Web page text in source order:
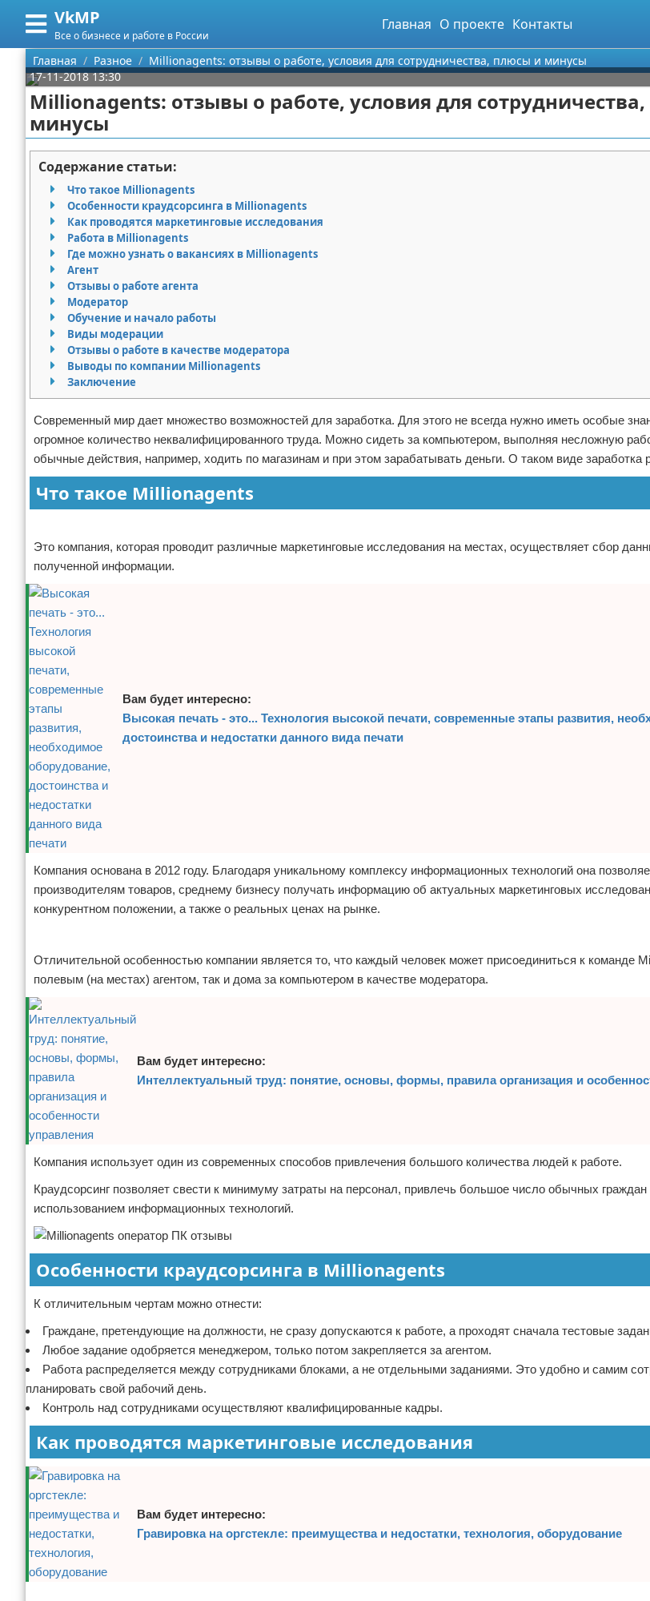
VkMP
Все о бизнесе и работе в России
Главная О проекте Контакты
Меню
Главная
Категории
Сельское хозяйство
Разное
Идеи бизнеса
Для руководителя
Промышленность
Международный бизнес
Продажи
Начало бизнеса
Обзоры услуг
Самосовершенствование
Деловое общение
Поиск
О проекте
Контакты
Сотрудничество
Размещение рекламы
Для правообладателей
Условия предоставления информации
Отказ от ответственности
Главная Разное
Millionagents: отзывы о работе, условия для сотрудничества, плюсы и минусы
17-11-2018 13:30
Millionagents: отзывы о работе, условия для
минусы
Содержание статьи:
Что такое Millionagents
Особенности краудсорсинга в Millionagents
Как проводятся маркетинговые исследования
Работа в Millionagents
Где можно узнать о вакансиях в Millionagents
Агент
Отзывы о работе агента
Модератор
Обучение и начало работы
Виды модерации
Отзывы о работе в качестве модератора
Выводы по компании Millionagents
Заключение
Современный мир дает множество возможностей для заработка. Для этого не всегда нужно иметь особые
огромное количество неквалифицированного труда. Можно сидеть за компьютером, выполняя несложную
обычные действия, например, ходить по магазинам и при этом зарабатывать деньги. О таком виде заработка
Что такое Millionagents
Это компания, которая проводит различные маркетинговые исследования на местах, осуществляет сбор
полученной информации.
Вам будет интересно:
Высокая печать - это... Технология высокой печати, современные этапы развития,
достоинства и недостатки данного вида печати
Компания основана в 2012 году. Благодаря уникальному комплексу информационных технологий она
производителям товаров, среднему бизнесу получать информацию об актуальных маркетинговых
конкурентном положении, а также о реальных ценах на рынке.
Отличительной особенностью компании является то, что каждый человек может присоединиться к команде
полевым (на местах) агентом, так и дома за компьютером в качестве модератора.
Вам будет интересно:
Интеллектуальный труд: понятие, основы, формы, правила организация и
Компания использует один из современных способов привлечения большого количества людей к работе.
Краудсорсинг позволяет свести к минимуму затраты на персонал, привлечь большое число обычных
использованием информационных технологий.
Особенности краудсорсинга в Millionagents
К отличительным чертам можно отнести:
Граждане, претендующие на должности, не сразу допускаются к работе, а проходят сначала тестовые
Любое задание одобряется менеджером, только потом закрепляется за агентом.
Работа распределяется между сотрудниками блоками, а не отдельными заданиями. Это удобно и самим
планировать свой рабочий день.
Контроль над сотрудниками осуществляют квалифицированные кадры.
Как проводятся маркетинговые исследования
Вам будет интересно:
Гравировка на оргстекле: преимущества и недостатки, технология, оборудование